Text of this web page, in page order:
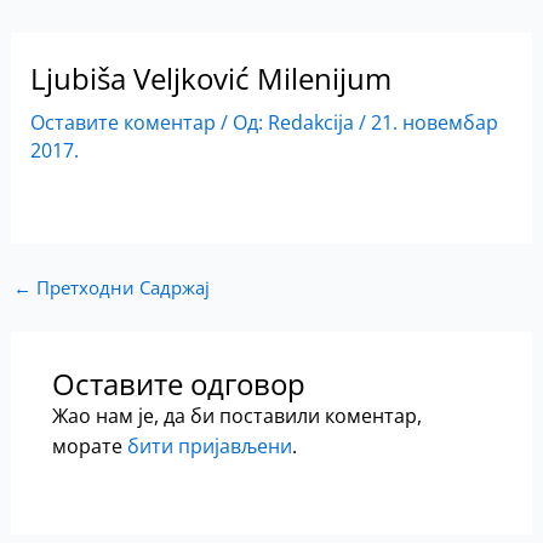
Ljubiša Veljković Milenijum
Оставите коментар / Од: Redakcija /21. новембар
2017.
← Претходни Садржај
Оставите одговор
Жао нам је, да би поставили коментар,
морате бити пријављени.